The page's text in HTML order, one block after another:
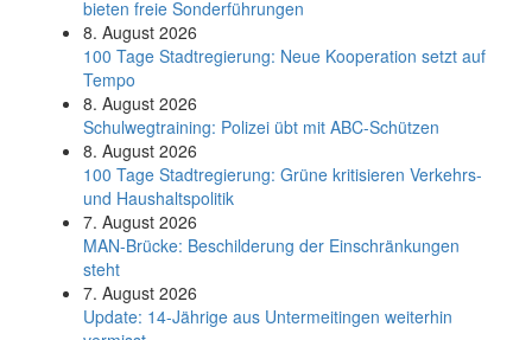
bieten freie Sonderführungen
8. August 2026
100 Tage Stadtregierung: Neue Kooperation setzt auf
Tempo
8. August 2026
Schul­weg­trai­ning: Poli­zei übt mit ABC-Schüt­zen
8. August 2026
100 Tage Stadtregierung: Grüne kritisieren Verkehrs-
und Haushaltspolitik
7. August 2026
MAN-Brücke: Beschilderung der Einschränkungen
steht
7. August 2026
Update: 14-Jährige aus Untermeitingen weiterhin